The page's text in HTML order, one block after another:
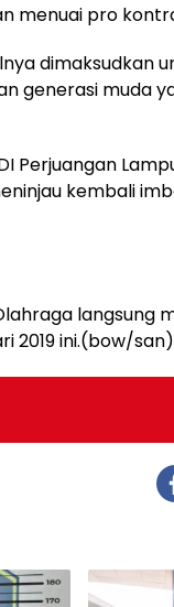
menuai pro
dimaksudkan
generasi muda
Perjuangan
kembali
langsung
2019 ini.(bow/san)